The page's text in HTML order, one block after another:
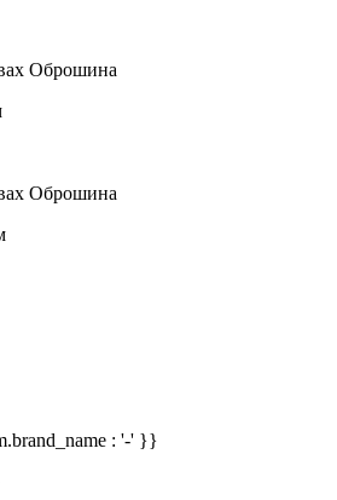
Оброшина
Оброшина
: '-' }}